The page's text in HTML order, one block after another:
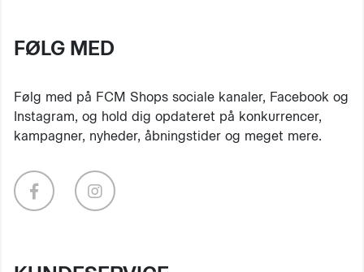
FØLG MED
Følg med på FCM Shops sociale kanaler, Facebook og
Instagram, og hold dig opdateret på konkurrencer,
kampagner, nyheder, åbningstider og meget mere.